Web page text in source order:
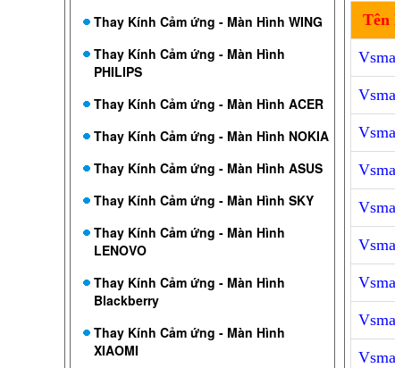
Tên
Thay Kính Cảm ứng - Màn Hình WING
Thay Kính Cảm ứng - Màn Hình
PHILIPS
Thay Kính Cảm ứng - Màn Hình ACER
Thay Kính Cảm ứng - Màn Hình NOKIA
Thay Kính Cảm ứng - Màn Hình ASUS
Thay Kính Cảm ứng - Màn Hình SKY
Thay Kính Cảm ứng - Màn Hình
LENOVO
Thay Kính Cảm ứng - Màn Hình
Blackberry
Thay Kính Cảm ứng - Màn Hình
XIAOMI